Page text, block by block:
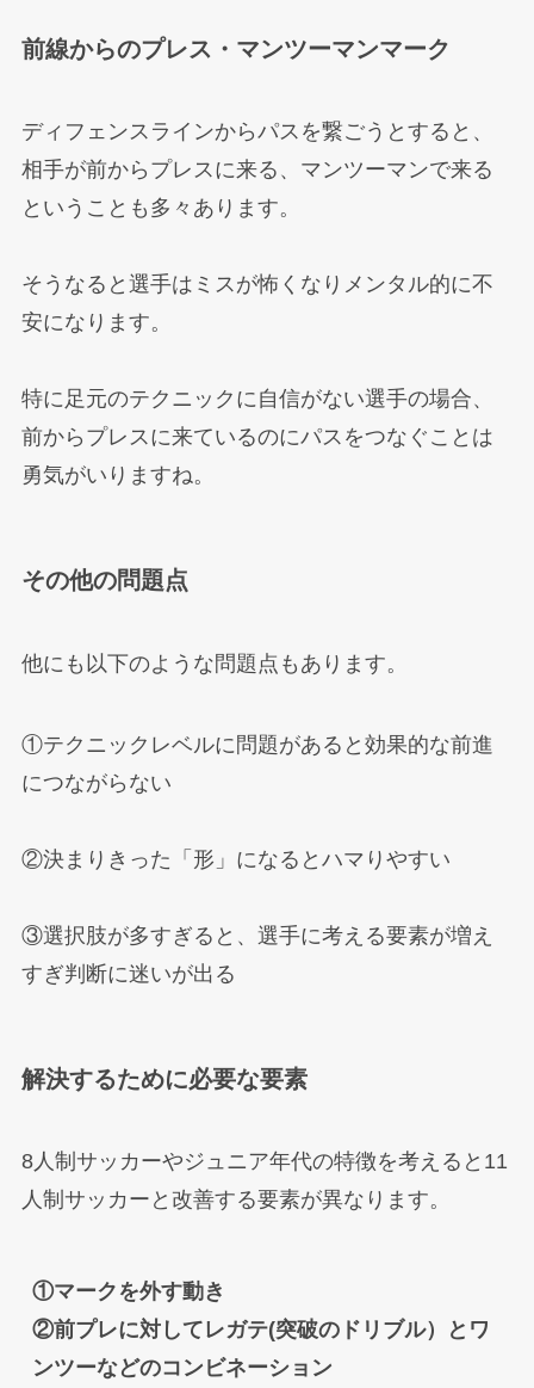
前線からのプレス・マンツーマンマーク
ディフェンスラインからパスを繋ごうとすると、
相手が前からプレスに来る、マンツーマンで来る
ということも多々あります。
そうなると選手はミスが怖くなりメンタル的に不
安になります。
特に足元のテクニックに自信がない選手の場合、
前からプレスに来ているのにパスをつなぐことは
勇気がいりますね。
その他の問題点
他にも以下のような問題点もあります。
①テクニックレベルに問題があると効果的な前進
につながらない
②決まりきった「形」になるとハマりやすい
③選択肢が多すぎると、選手に考える要素が増え
すぎ判断に迷いが出る
解決するために必要な要素
8人制サッカーやジュニア年代の特徴を考えると11
人制サッカーと改善する要素が異なります。
①マークを外す動き
②前プレに対してレガテ(突破のドリブル）とワ
ンツーなどのコンビネーション